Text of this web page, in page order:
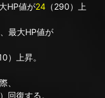
HP値が24 （290）上
最大HP値が
10）上昇。
、
回復する。